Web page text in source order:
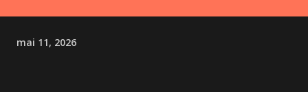
mai 11, 2026